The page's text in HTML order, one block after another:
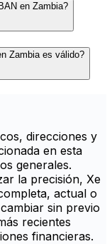
en Zambia?
Zambia es válido?
direcciones y
en esta
generales.
la precisión, Xe
actual o
sin previo
recientes
financieras.